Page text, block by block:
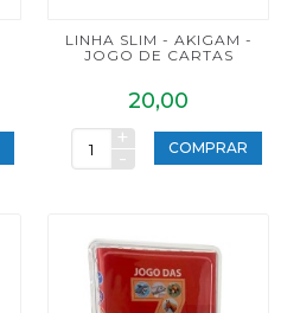
LINHA SLIM - AKIGAM -
JOGO DE CARTAS
20,00
+
-
COMPRAR